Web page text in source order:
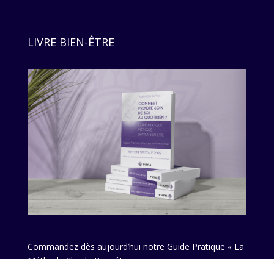
LIVRE BIEN-ÊTRE
Commandez dès aujourd’hui notre Guide Pratique « La